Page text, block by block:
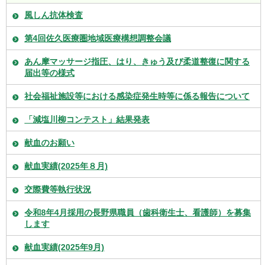
風しん抗体検査
第4回佐久医療圏地域医療構想調整会議
あん摩マッサージ指圧、はり、きゅう及び柔道整復に関する
届出等の様式
社会福祉施設等における感染症発生時等に係る報告について
「減塩川柳コンテスト」結果発表
献血のお願い
献血実績(2025年８月)
交際費等執行状況
令和8年4月採用の長野県職員（歯科衛生士、看護師）を募集
します
献血実績(2025年9月)